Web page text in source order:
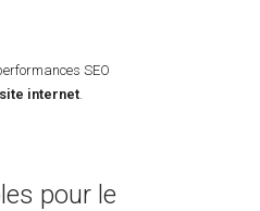
SEO
site internet.
pour le